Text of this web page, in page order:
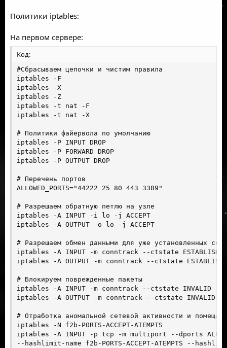
Политики iptables:
На первом сервере:
Код:
#Сбрасываем цепочки и чистим правила
iptables -F
iptables -X
iptables -Z
iptables -t nat -F
iptables -t nat -X
# Политики файервола по умолчанию
iptables -P INPUT DROP
iptables -P FORWARD DROP
iptables -P OUTPUT DROP
# Перечень портов
ALLOWED_PORTS="44222 25 80 443 3389"
# Разрешаем обратную петлю на узле
iptables -A INPUT -i lo -j ACCEPT
iptables -A OUTPUT -o lo -j ACCEPT
# Разрешаем обмен данными для уже установленных
iptables -A INPUT -m conntrack --ctstate
iptables -A OUTPUT -m conntrack --ctstate
# Блокируем поврежденные пакеты
iptables -A INPUT -m conntrack --ctstate INVALID -j
iptables -A OUTPUT -m conntrack --ctstate INVALID -j
# Отработка аномальной сетевой активности и
iptables -N f2b-PORTS-ACCEPT-ATEMPTS
iptables -A INPUT -p tcp -m multiport --dports
--hashlimit-name f2b-PORTS-ACCEPT-ATEMPTS --